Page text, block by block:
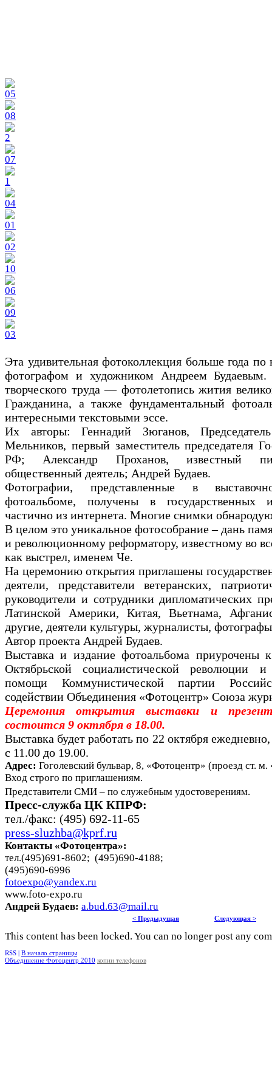
Эта удивительная фотоколлекция больше года по
фотографом и художником Андреем
творческого труда — фотолетопись жития
Гражданина, а также фундаментальный
интересными текстовыми эссе.
Их авторы: Геннадий Зюганов,
Мельников, первый заместитель председателя
РФ; Александр Проханов, известный
общественный деятель; Андрей Будаев.
Фотографии, представленные в
фотоальбоме, получены в государственных
частично из интернета. Многие снимки
В целом это уникальное фотособрание – дань
и революционному реформатору, известному во
как выстрел, именем Че.
На церемонию открытия приглашены
деятели, представители ветеранских,
руководители и сотрудники дипломатических
Латинской Америки, Китая, Вьетнама,
другие, деятели культуры, журналисты,
Автор проекта Андрей Будаев.
Выставка и издание фотоальбома приурочены
Октябрьской социалистической революции
помощи Коммунистической партии
содействии Объединения «Фотоцентр» Союза
Церемония открытия выставки и
состоится 9 октября в 18.00.
Выставка будет работать по 22 октября
с 11.00 до 19.00.
Адрес: Гоголевский бульвар, 8, «Фотоцентр» (проезд ст.
Вход строго по приглашениям.
Представители СМИ – по служебным удостоверениям.
Пресс-служба ЦК КПРФ:
тел./факс: (495) 692-11-65
press-sluzhba@kprf.ru
Контакты «Фотоцентра»:
тел.(495)691-8602; (495)690-4188;
(495)690-6996
fotoexpo@yandex.ru
www.foto-expo.ru
Андрей Будаев: a.bud.63@mail.ru
< Предыдущая Следующая >
This content has been locked. You can no longer post any
RSS | В начало страницы
Объединение Фотоцентр 2010 копии телефонов